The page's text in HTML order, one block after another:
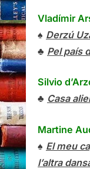
Vladímir
♠ Derzú
♣ Pel país
Silvio
♣ Casa
Martine
♠ El meu
l’altra